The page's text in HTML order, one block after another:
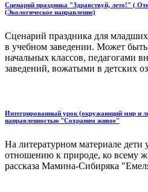
Сценарий праздника "Здравствуй, лето!" (
(Экологическое направление)
Сценарий праздника для
в учебном заведении. Может
начальных классов, педагогами
заведений, вожатыми в детских
Интегрированный урок (окружающий мир и
направленностью "Сохраним живое"
На литературном материале дети
отношению к природе, ко всему
рассказа Мамина-Сибиряка